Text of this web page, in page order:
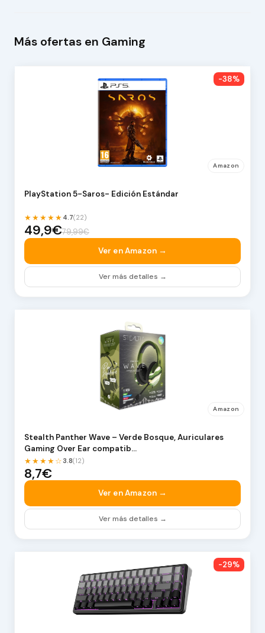
Más ofertas en Gaming
-38%
Amazon
PlayStation 5-Saros- Edición Estándar
★★★★★ 4.7(22)
49,9€79,99€
Ver en Amazon →
Ver más detalles →
Amazon
Stealth Panther Wave – Verde Bosque, Auriculares
Gaming Over Ear compatib…
★★★★☆3.8(12)
8,7€
Ver en Amazon →
Ver más detalles →
-29%